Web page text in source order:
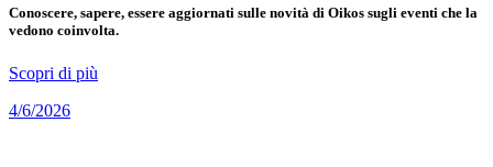
Conoscere, sapere, essere aggiornati sulle novità di Oikos sugli eventi che la
vedono coinvolta.
Scopri di più
4/6/2026